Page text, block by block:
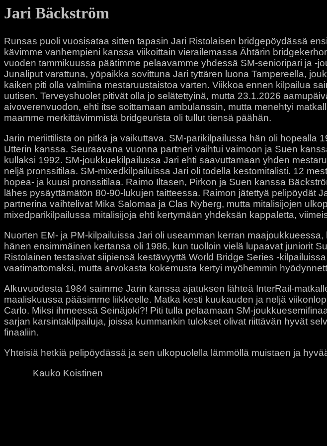
Jari Bäckström
Runsas puoli vuosisataa sitten tapasin Jari Ristolaisen bridgepöydässä
kävimme vanhempieni kanssa viikoittain vierailemassa Ähtärin
vuoden tammikuussa päätimme pelaavamme yhdessä SM-senioripari ja -
Junaliput varattuna, yöpaikka sovittuna Jari tyttären luona Tampereella,
kaiken piti olla valmiina mestaruustaistoa varten. Viikkoa ennen kilpailua
uutisen. Terveyshuolet pitivät olla jo selätettyinä, mutta 23.1.2026
aivoverenvuodon, ehti itse soittamaan ambulanssin, mutta menehtyi
maamme merkittävimmistä bridgeurista oli tullut tiensä päähän.
Jarin meriittilista on pitkä ja vaikuttava. SM-parikilpailussa hän oli hopealla
Utterin kanssa. Seuraavana vuonna partneri vaihtui vaimoon ja Suen
kullaksi 1992. SM-joukkuekilpailussa Jari ehti saavuttamaan yhden
neljä pronssitilaa. SM-mixedkilpailuissa Jari oli todella kestomitalisti. 12
hopea- ja kuusi pronssitilaa. Raimo Iltasen, Pirkon ja Suen kanssa
lähes pysäyttämätön 80-90-lukujen taitteessa. Raimon jätettyä pelipöydät
partnerina vaihtelivat Mika Salomaa ja Clas Nyberg, mutta mitalisijojen
mixedparikilpailussa mitalisijoja ehti kertymään yhdeksän kappaletta,
Nuorten EM- ja PM-kilpailuissa Jari oli useamman kerran
hänen ensimmäinen kertansa oli 1986, kun tuolloin vielä lupaavat juniorit
Ristolainen testasivat siipiensä kestävyyttä World Bridge Series -
vaatimattomaksi, mutta arvokasta kokemusta kertyi myöhemmin
Alkuvuodesta 1984 saimme Jarin kanssa ajatuksen lähteä InterRail-
maaliskuussa pääsimme liikkeelle. Matka kesti kuukauden ja neljä
Carlo. Miksi ihmeessä Seinäjoki?! Piti tulla pelaamaan SM-
sarjan karsintakilpailuja, joissa kummankin tulokset olivat riittävän hyvät
finaaliin.
Yhteisiä hetkiä pelipöydässä ja sen ulkopuolella lämmöllä muistaen ja
Kauko Koistinen